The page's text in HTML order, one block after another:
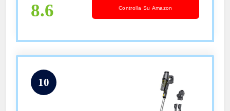
8.6 Controlla Su Amazon
10